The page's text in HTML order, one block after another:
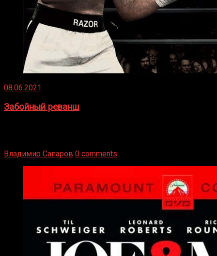
08.06.2021
Забойный реванш
Владимир Сапаров 0 comments